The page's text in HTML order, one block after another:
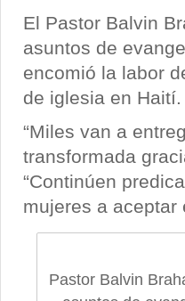
El Pastor Balvin
asuntos de
encomió la labor
de iglesia en Haití.
“Miles van a
transformada
“Continúen
mujeres a aceptar
Pastor Balvin